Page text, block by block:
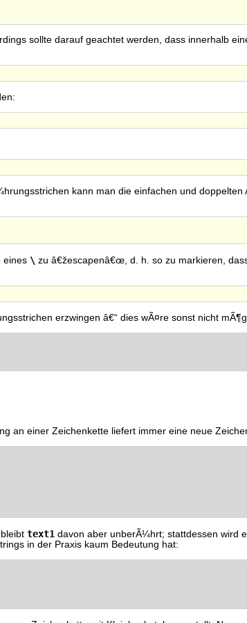
sollte darauf geachtet werden, dass innerhalb
kann man die einfachen und
eines \ zu â€žescapenâ€œ, d. h. so zu markieren,
erzwingen â€“ dies wÃ¤re sonst nicht
an einer Zeichenkette liefert immer eine neue
text1 davon aber unberÃ¼hrt; stattdessen wird
in der Praxis kaum Bedeutung hat: